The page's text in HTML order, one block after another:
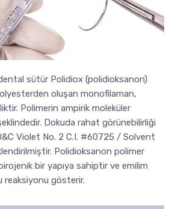
sütür Polidiox (polidioksanon)
oluşan monofilaman,
Polimerin ampirik moleküler
Dokuda rahat görünebilirliği
Violet No. 2 C.I. #60725 / Solvent
Polidioksanon polimer
bir yapıya sahiptir ve emilim
reaksiyonu gösterir.